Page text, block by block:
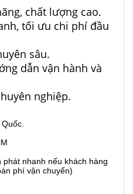
chất lượng cao.
tối ưu chi phí đầu
sâu.
dẫn vận hành và
nghiệp.
nhanh nếu khách hàng
phí vận chuyển)